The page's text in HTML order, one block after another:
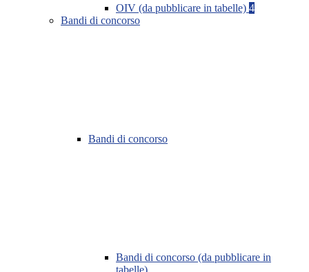
OIV (da pubblicare in tabelle) 4
Bandi di concorso
Bandi di concorso
Bandi di concorso (da pubblicare in